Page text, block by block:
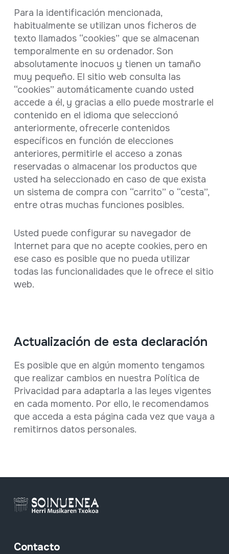
Para la identificación mencionada,
habitualmente se utilizan unos ficheros de
texto llamados “cookies” que se almacenan
temporalmente en su ordenador. Son
absolutamente inocuos y tienen un tamaño
muy pequeño. El sitio web consulta las
“cookies” automáticamente cuando usted
accede a él, y gracias a ello puede mostrarle el
contenido en el idioma que seleccionó
anteriormente, ofrecerle contenidos
específicos en función de elecciones
anteriores, permitirle el acceso a zonas
reservadas o almacenar los productos que
usted ha seleccionado en caso de que exista
un sistema de compra con “carrito” o “cesta”,
entre otras muchas funciones posibles.
Usted puede configurar su navegador de
Internet para que no acepte cookies, pero en
ese caso es posible que no pueda utilizar
todas las funcionalidades que le ofrece el sitio
web.
Actualización de esta declaración
Es posible que en algún momento tengamos
que realizar cambios en nuestra Política de
Privacidad para adaptarla a las leyes vigentes
en cada momento. Por ello, le recomendamos
que acceda a esta página cada vez que vaya a
remitirnos datos personales.
Contacto